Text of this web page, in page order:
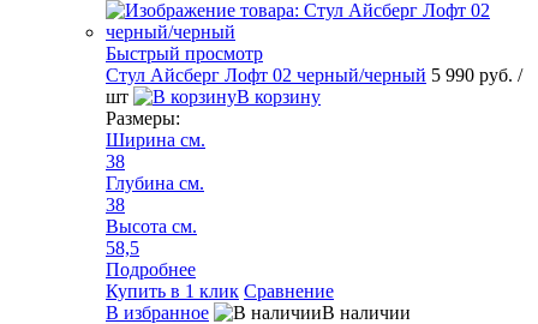
Быстрый просмотр
Стул Айсберг Лофт 02 черный/черный 5 990 руб. /
шт
В корзину
Размеры:
Ширина см.
38
Глубина см.
38
Высота см.
58,5
Подробнее
Купить в 1 клик Сравнение
В избранное
В наличии